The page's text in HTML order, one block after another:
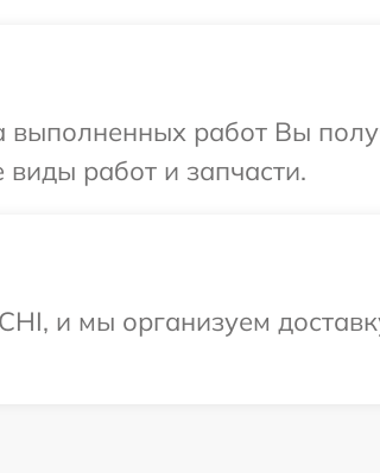
выполненных работ Вы
работ и запчасти.
и мы организуем